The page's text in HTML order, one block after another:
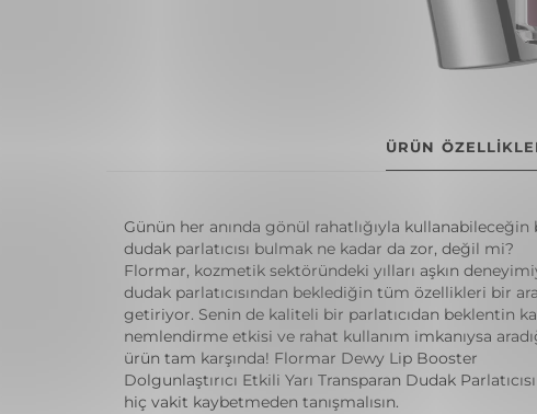
ÜRÜN
Günün her anında gönül rahatlığıyla kullanabileceğin
dudak parlatıcısı bulmak ne kadar da zor, değil mi?
Flormar, kozmetik sektöründeki yılları aşkın
dudak parlatıcısından beklediğin tüm özellikleri bir
getiriyor. Senin de kaliteli bir parlatıcıdan beklentin
nemlendirme etkisi ve rahat kullanım imkanıysa
ürün tam karşında! Flormar Dewy Lip Booster
Dolgunlaştırıcı Etkili Yarı Transparan Dudak
hiç vakit kaybetmeden tanışmalısın.